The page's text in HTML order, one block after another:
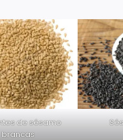
de sésamo
brancas